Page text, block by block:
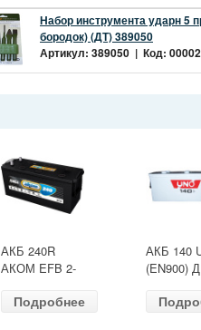
Набор инструмента ударн 5
бородок) (ДТ) 389050
Артикул: 389050 | Код:
АКБ 240R
АКОМ EFB 2-
(EN1500) ДШВ
Подробнее
АКБ 140
(EN900)
залит